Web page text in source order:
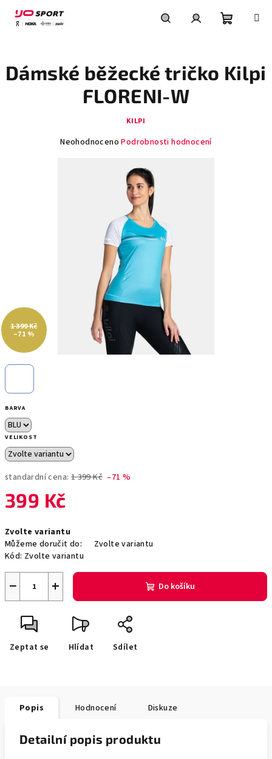
obsah
košík
BARVA
VELIKOST
standardní cena: 1 399 Kč –71 %
399 Kč
cena:
Zvolte variantu
Můžeme doručit do:
Zvolte variantu
Kód: Zvolte variantu
+
− Do košíku
Zeptat se Hlídat Sdílet
Dámské běžecké tričko Kilpi
FLORENI-W
KILPI
Průměrné
Neohodnoceno Podrobnosti hodnocení
1 399 Kč
–71 %
Popis Hodnocení Diskuze
Detailní popis produktu